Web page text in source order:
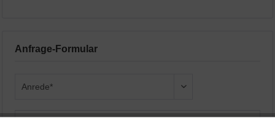
Anfrage-Formular